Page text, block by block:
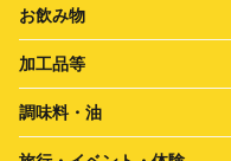
お飲み物
加工品等
調味料・油